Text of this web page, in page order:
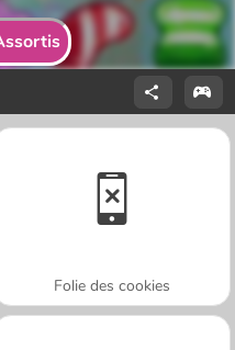
Folie des cookies